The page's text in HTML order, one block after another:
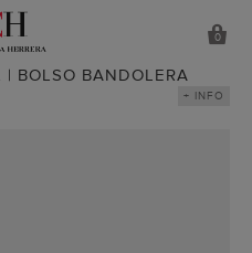
0
BOLSO BANDOLERA
+ INFO